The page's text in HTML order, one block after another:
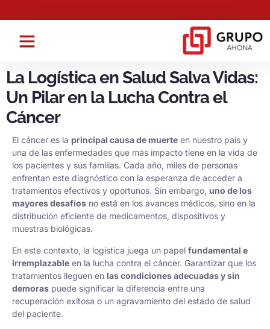
La Logística en Salud Salva Vidas:
Un Pilar en la Lucha Contra el
Cáncer
El cáncer es la principal causa de muerte en nuestro país y
una de las enfermedades que más impacto tiene en la vida de
los pacientes y sus familias. Cada año, miles de personas
enfrentan este diagnóstico con la esperanza de acceder a
tratamientos efectivos y oportunos. Sin embargo, uno de los
mayores desafíos no está en los avances médicos, sino en la
distribución eficiente de medicamentos, dispositivos y
muestras biológicas.
En este contexto, la logística juega un papel fundamental e
irremplazable en la lucha contra el cáncer. Garantizar que los
tratamientos lleguen en las condiciones adecuadas y sin
demoras puede significar la diferencia entre una
recuperación exitosa o un agravamiento del estado de salud
del paciente.